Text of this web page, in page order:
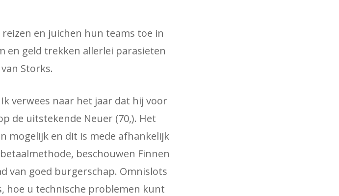
en juichen hun teams toe in
en geld trekken allerlei parasieten
Storks.
verwees naar het jaar dat hij voor
de uitstekende Neuer (70,). Het
mogelijk en dit is mede afhankelijk
beschouwen Finnen
van goed burgerschap. Omnislots
hoe u technische problemen kunt